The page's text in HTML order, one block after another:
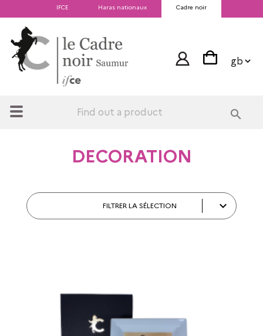
IFCE Haras nationaux Cadre noir
search
DECORATION
FILTRER LA SÉLECTION 